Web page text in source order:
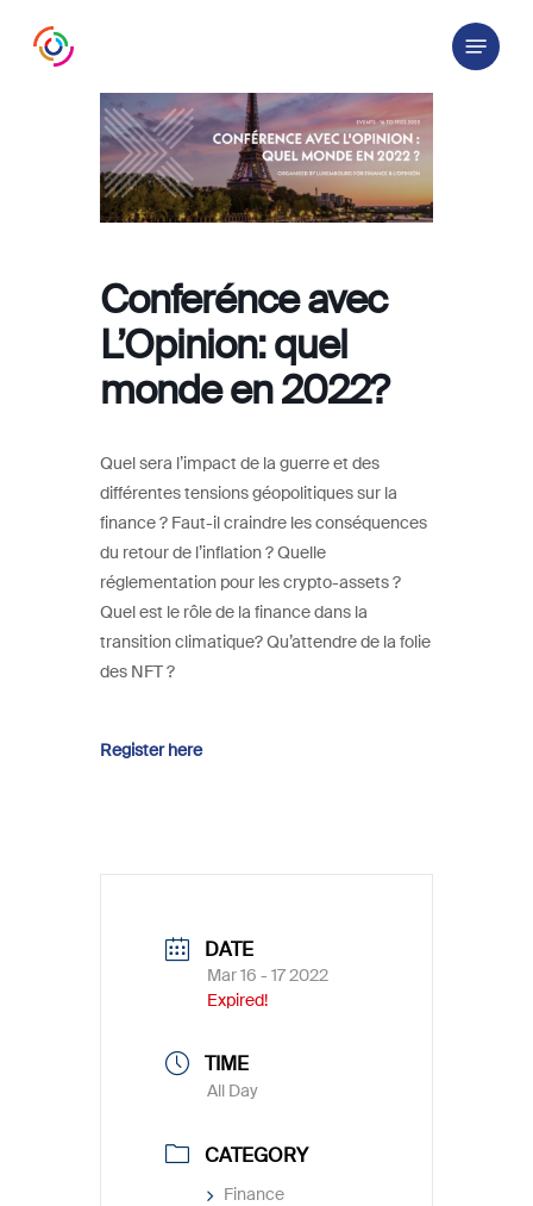
Menu
Conferénce avec
L’Opinion: quel
monde en 2022?
Quel sera l’impact de la guerre et des
différentes tensions géopolitiques sur la
finance ? Faut-il craindre les conséquences
du retour de l’inflation ? Quelle
réglementation pour les crypto-assets ?
Quel est le rôle de la finance dans la
transition climatique? Qu’attendre de la folie
des NFT ?
Register here
DATE
Mar 16 - 17 2022
Expired!
TIME
All Day
CATEGORY
Finance